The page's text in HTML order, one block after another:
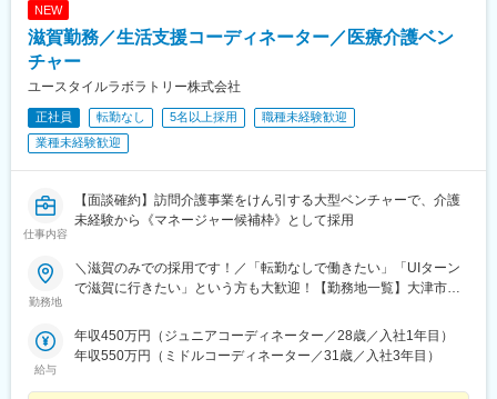
NEW
滋賀勤務／生活支援コーディネーター／医療介護ベン
チャー
ユースタイルラボラトリー株式会社
正社員 転勤なし 5名以上採用
職種未経験歓迎
業種未経験歓迎
仕事内容
【面談確約】訪問介護事業をけん引する大型ベンチャーで、介護
未経験から《マネージャー候補枠》として採用
勤務地
＼滋賀のみでの採用です！／「転勤なしで働きたい」「UIターン
で滋賀に行きたい」という方も大歓迎！【勤務地一覧】大津市、
市、野洲市、湖南市、高島市、東近江市、米原市、日野町、竜王
町、愛荘町、豊郷町、甲良町、多賀町※希望勤務地を踏まえて配属
地へUIターン可能・初期費用会社負担等の移住支援あり（規定
給与
年収450万円（ジュニアコーディネーター／28歳／入社1年目）
年収550万円（ミドルコーディネーター／31歳／入社3年目）